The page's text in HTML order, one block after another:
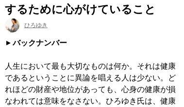
するために心がけていること
ひろゆき
バックナンバー
人生において最も大切なものは何か。それは健康
であるということに異論を唱える人は少ない。ど
れほどの財産や地位があっても、心身の健康が損
なわれては意味をなさない。ひろゆき氏は、健康